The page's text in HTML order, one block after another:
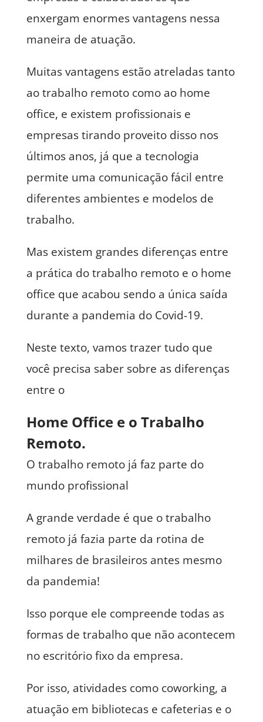
enxergam enormes vantagens nessa
maneira de atuação.
Muitas vantagens estão atreladas tanto
ao trabalho remoto como ao home
office, e existem profissionais e
empresas tirando proveito disso nos
últimos anos, já que a tecnologia
permite uma comunicação fácil entre
diferentes ambientes e modelos de
trabalho.
Mas existem grandes diferenças entre
a prática do trabalho remoto e o home
office que acabou sendo a única saída
durante a pandemia do Covid-19.
Neste texto, vamos trazer tudo que
você precisa saber sobre as diferenças
entre o
Home Office e o Trabalho
Remoto.
O trabalho remoto já faz parte do
mundo profissional
A grande verdade é que o trabalho
remoto já fazia parte da rotina de
milhares de brasileiros antes mesmo
da pandemia!
Isso porque ele compreende todas as
formas de trabalho que não acontecem
no escritório fixo da empresa.
Por isso, atividades como coworking, a
atuação em bibliotecas e cafeterias e o